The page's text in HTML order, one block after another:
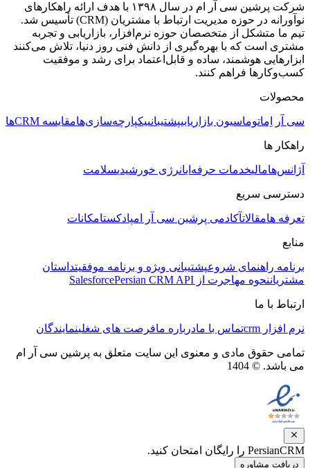
شرکت پرشین سی آر ام در سال ۱۳۹۸ با هدف ارائه راهکارهای
نوآورانه در حوزه مدیریت ارتباط با مشتریان (CRM) تأسیس شد.
تیم ما متشکل از متخصصان حوزه نرم‌افزار، بازاریابی و تجربه
مشتری است که با بهره‌گیری از دانش فنی روز دنیا، تلاش می‌کنند
ابزارهایی هوشمند، ساده و قابل‌اعتماد برای رشد و موفقیت
کسب‌وکارها فراهم کنند.
محصولات
سی آر اِماتوماسیون بازاریابیپشتیبانییکپارچه‌سازی‌هامقایسه CRMها
راهکار ها
آژانس‌هامالیخدمات حرفه‌ایانرژی خورشیدیسلامت
دسترسی سریع
تعرفه هامقالاتآکادمی پرشین سی آر امپادکستامکانات
منابع
برنامه راهنمای شروعپشتیبانی ویژه و برنامه موفقیتداستان
مشتریاننحوه مهاجرت از Salesforce Persian CRM API
ارتباط با ما
نرم افزار crm تماس با مادرباره مافرصت های شغلینمایندگان
تمامی حقوق مادی و معنوی این سایت متعلق به پرشین سی آر ام
می باشد. © 1404
PersianCRM را رایگان امتحان کنید.
دریافت مشاوره